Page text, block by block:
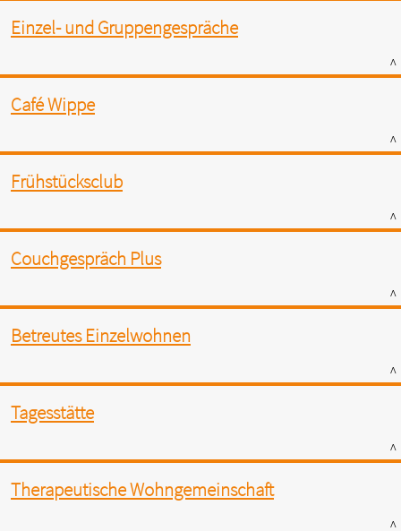
Einzel- und Gruppengespräche
^
Café Wippe
^
Frühstücksclub
^
Couchgespräch Plus
^
Betreutes Einzelwohnen
^
Tagesstätte
^
Therapeutische Wohngemeinschaft
^